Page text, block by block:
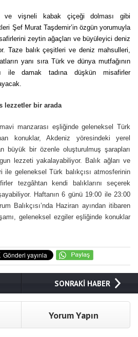
ve vişneli kabak çiçeği dolması gibi
Şef Murat Taşdemir’in özgün yorumuyla
zeytin ağaçları ve büyüleyici deniz
Taze balık çeşitleri ve deniz mahsulleri,
yanı sıra Türk ve dünya mutfağının
ile damak tadına düşkün misafirler
lezzetler bir arada
manzarası eşliğinde geleneksel Türk
konuklar, Akdeniz yöresindeki yerel
büyük bir özenle oluşturulmuş şarapları
lezzeti yakalayabiliyor. Balık ağları ve
ile geleneksel Türk balıkçısı atmosferinin
tezgâhtan kendi balıklarını seçerek
Haftanın 6 günü 19:00 ile 23:00
Balıkçısı’nda Haziran ayından itibaren
geleneksel ezgiler eşliğinde konuklar
SONRAKİ HABER
Yorum Yapın